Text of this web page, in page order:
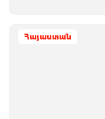
Հայաստան